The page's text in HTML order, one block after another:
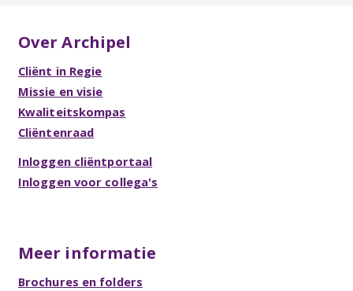
Over Archipel
Cliënt in Regie
Missie en visie
Kwaliteitskompas
Cliëntenraad
Inloggen cliëntportaal
Inloggen voor collega's
Meer informatie
Brochures en folders